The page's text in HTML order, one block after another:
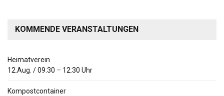
KOMMENDE VERANSTALTUNGEN
Heimatverein
12.Aug. /09:30 – 12:30 Uhr
Kompostcontainer